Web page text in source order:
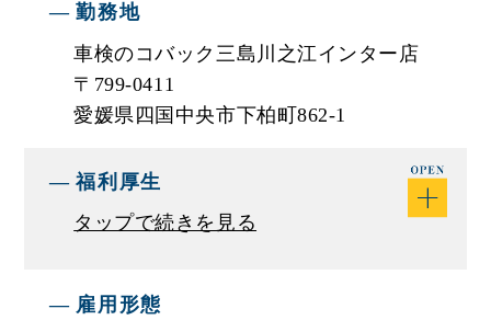
勤務地
車検のコバック三島川之江インター店
〒799-0411
愛媛県四国中央市下柏町862-1
福利厚生
タップで続きを見る
雇用形態